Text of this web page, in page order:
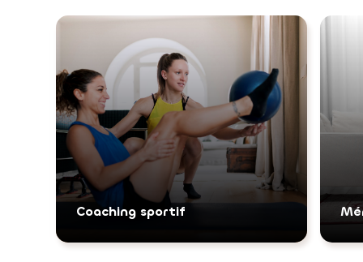
Coaching sportif